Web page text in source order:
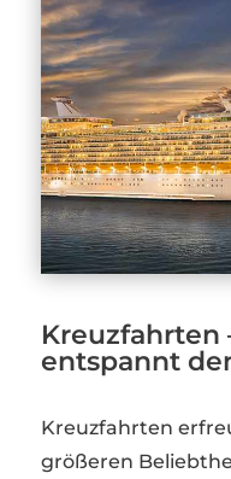
Kreuzfahrten
entspannt
Kreuzfahrten
größeren